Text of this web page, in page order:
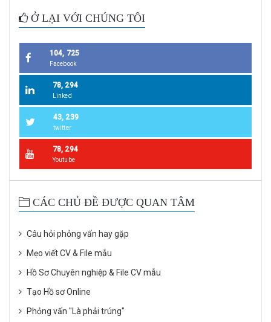
Ở LẠI VỚI CHÚNG TÔI
104, 725
Facebook
78, 294
Linked
43, 239
twitter
78, 294
Youtube
CÁC CHỦ ĐỀ ĐƯỢC QUAN TÂM
Câu hỏi phỏng vấn hay gặp
Mẹo viết CV & File mẫu
Hồ Sơ Chuyên nghiệp & File CV mẫu
Tạo Hồ sơ Online
Phỏng vấn "Là phải trúng"